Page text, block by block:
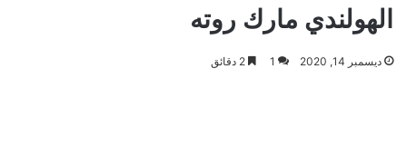
الهولندي مارك روته
ديسمبر 14, 2020 1